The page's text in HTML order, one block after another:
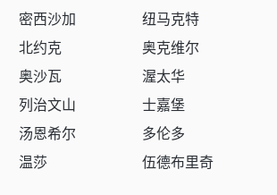
密西沙加
纽马克特
北约克
奥克维尔
奥沙瓦
渥太华
列治文山
士嘉堡
汤恩希尔
多伦多
温莎 伍德布里奇